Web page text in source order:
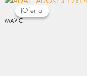
¡Oferta!
MAVIC
¡Oferta!PRECIO
ORIGINAL